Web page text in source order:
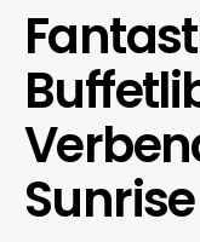
Sunrise